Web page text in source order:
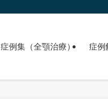
症例集（全顎治療） 症例